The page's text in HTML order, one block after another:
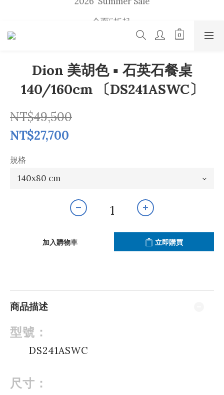
全面5折起
u p    t o    50 %    s a l e
Dion 美胡色 ▪ 石英石餐桌
140/160cm 〔DS241ASWC〕
NT$49,500
NT$27,700
規格
加入購物車 立即購買
商品描述
型號：
DS241ASWC
尺寸：